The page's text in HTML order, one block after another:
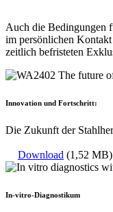
Auch die Bedingungen
im persönlichen
zeitlich befristeten
Innovation und Fortschritt:
Die Zukunft der
Download (1,52 MB)
In-vitro-Diagnostikum